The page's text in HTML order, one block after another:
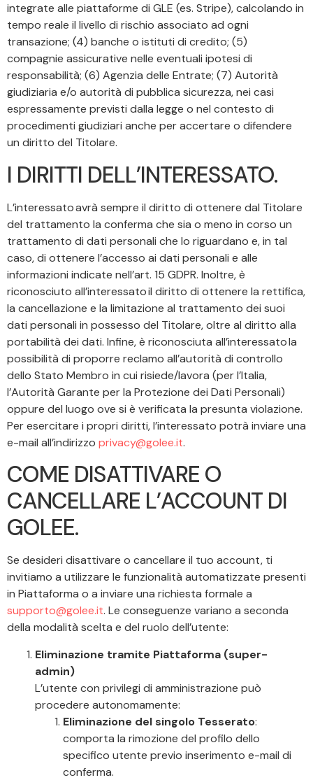
integrate alle piattaforme di GLE (es. Stripe), calcolando in
tempo reale il livello di rischio associato ad ogni
transazione; (4) banche o istituti di credito; (5)
compagnie assicurative nelle eventuali ipotesi di
responsabilità; (6) Agenzia delle Entrate; (7) Autorità
giudiziaria e/o autorità di pubblica sicurezza, nei casi
espressamente previsti dalla legge o nel contesto di
procedimenti giudiziari anche per accertare o difendere
un diritto del Titolare.
I DIRITTI DELL’INTERESSATO.
L’interessato avrà sempre il diritto di ottenere dal Titolare
del trattamento la conferma che sia o meno in corso un
trattamento di dati personali che lo riguardano e, in tal
caso, di ottenere l’accesso ai dati personali e alle
informazioni indicate nell’art. 15 GDPR. Inoltre, è
riconosciuto all’interessato il diritto di ottenere la rettifica,
la cancellazione e la limitazione al trattamento dei suoi
dati personali in possesso del Titolare, oltre al diritto alla
portabilità dei dati. Infine, è riconosciuta all’interessato la
possibilità di proporre reclamo all’autorità di controllo
dello Stato Membro in cui risiede/lavora (per l’Italia,
l’Autorità Garante per la Protezione dei Dati Personali)
oppure del luogo ove si è verificata la presunta violazione.
Per esercitare i propri diritti, l’interessato potrà inviare una
e-mail all’indirizzo privacy@golee.it.
COME DISATTIVARE O
CANCELLARE L’ACCOUNT DI
GOLEE.
Se desideri disattivare o cancellare il tuo account, ti
invitiamo a utilizzare le funzionalità automatizzate presenti
in Piattaforma o a inviare una richiesta formale a
supporto@golee.it. Le conseguenze variano a seconda
della modalità scelta e del ruolo dell’utente:
Eliminazione tramite Piattaforma (super-
admin)
L’utente con privilegi di amministrazione può
procedere autonomamente:
Eliminazione del singolo Tesserato:
comporta la rimozione del profilo dello
specifico utente previo inserimento e-mail di
conferma.